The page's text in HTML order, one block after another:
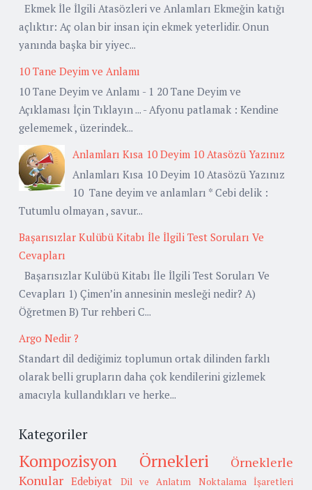
Ekmek İle İlgili Atasözleri ve Anlamları Ekmeğin katığı
açlıktır: Aç olan bir insan için ekmek yeterlidir. Onun
yanında başka bir yiyec...
10 Tane Deyim ve Anlamı
10 Tane Deyim ve Anlamı - 1 20 Tane Deyim ve
Açıklaması İçin Tıklayın ... - Afyonu patlamak : Kendine
gelememek , üzerindek...
Anlamları Kısa 10 Deyim 10 Atasözü Yazınız
Anlamları Kısa 10 Deyim 10 Atasözü Yazınız
10 Tane deyim ve anlamları * Cebi delik :
Tutumlu olmayan , savur...
Başarısızlar Kulübü Kitabı İle İlgili Test Soruları Ve
Cevapları
Başarısızlar Kulübü Kitabı İle İlgili Test Soruları Ve
Cevapları 1) Çimen’in annesinin mesleği nedir? A)
Öğretmen B) Tur rehberi C...
Argo Nedir ?
Standart dil dediğimiz toplumun ortak dilinden farklı
olarak belli grupların daha çok kendilerini gizlemek
amacıyla kullandıkları ve herke...
Kategoriler
Kompozisyon Örnekleri
Örneklerle
Konular Edebiyat Dil ve Anlatım
Noktalama İşaretleri